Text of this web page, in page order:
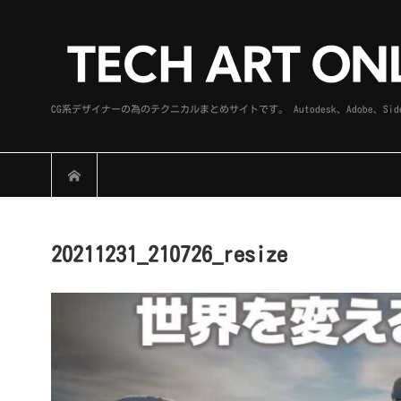
CG系デザイナーの為のテクニカルまとめサイトです。 Autodesk、Adobe、
20211231_210726_resize